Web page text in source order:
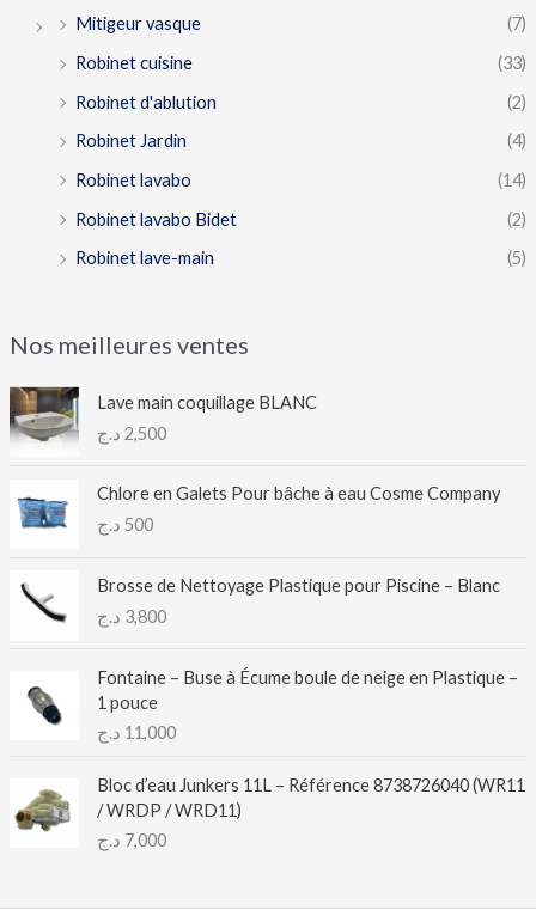
Mitigeur vasque
(7)
Robinet cuisine
(33)
Robinet d'ablution
(2)
Robinet Jardin
(4)
Robinet lavabo
(14)
Robinet lavabo Bidet
(2)
Robinet lave-main
(5)
Nos meilleures ventes
Lave main coquillage BLANC
2,500 د.ج
Chlore en Galets Pour bâche à eau Cosme Company
500 د.ج
Brosse de Nettoyage Plastique pour Piscine – Blanc
3,800 د.ج
Fontaine – Buse à Écume boule de neige en Plastique –
1 pouce
11,000 د.ج
Bloc d’eau Junkers 11L – Référence 8738726040 (WR11
/ WRDP / WRD11)
7,000 د.ج